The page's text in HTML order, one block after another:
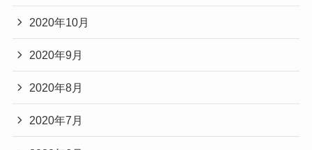
2020年10月
2020年9月
2020年8月
2020年7月